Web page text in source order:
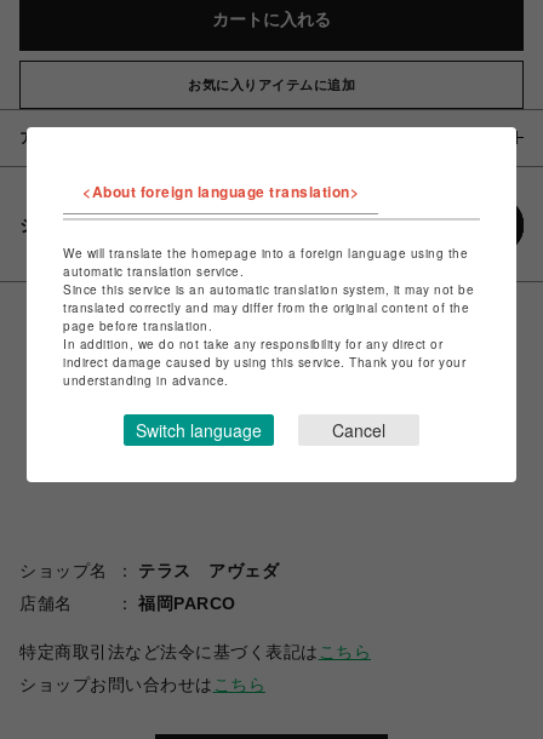
カートに入れる
お気に入りアイテムに追加
アイテム説明 / 素材
シェアする
ショップ名
テラス アヴェダ
店舗名
福岡PARCO
特定商取引法など法令に基づく表記は こちら
ショップお問い合わせは こちら
<About foreign language translation>
We will translate the homepage into a foreign language using the
automatic translation service.
Since this service is an automatic translation system, it may not be
translated correctly and may differ from the original content of the
page before translation.
In addition, we do not take any responsibility for any direct or
indirect damage caused by using this service. Thank you for your
understanding in advance.
Switch language Cancel